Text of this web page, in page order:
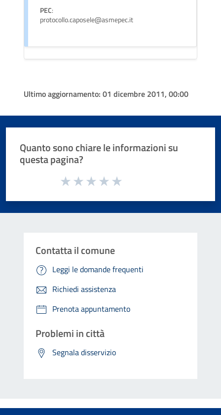
PEC:
protocollo.caposele@asmepec.it
Ultimo aggiornamento: 01 dicembre 2011, 00:00
Quanto sono chiare le informazioni su
questa pagina?
Valuta da 1 a 5 stelle la pagina
Contatta il comune
Leggi le domande frequenti
Richiedi assistenza
Prenota appuntamento
Problemi in città
Segnala disservizio